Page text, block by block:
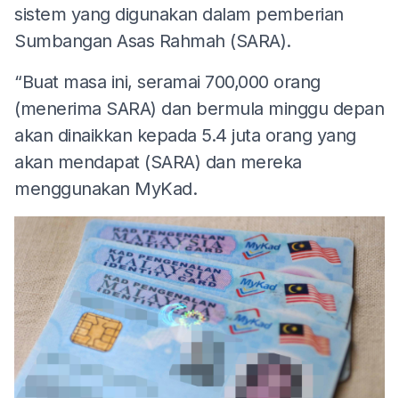
sistem yang digunakan dalam pemberian
Sumbangan Asas Rahmah (SARA).
“Buat masa ini, seramai 700,000 orang
(menerima SARA) dan bermula minggu depan
akan dinaikkan kepada 5.4 juta orang yang
akan mendapat (SARA) dan mereka
menggunakan MyKad.